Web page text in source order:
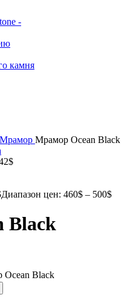
Мрамор Мрамор Ocean Black
$
Диапазон цен: 460$ – 500$
Black
Ocean Black